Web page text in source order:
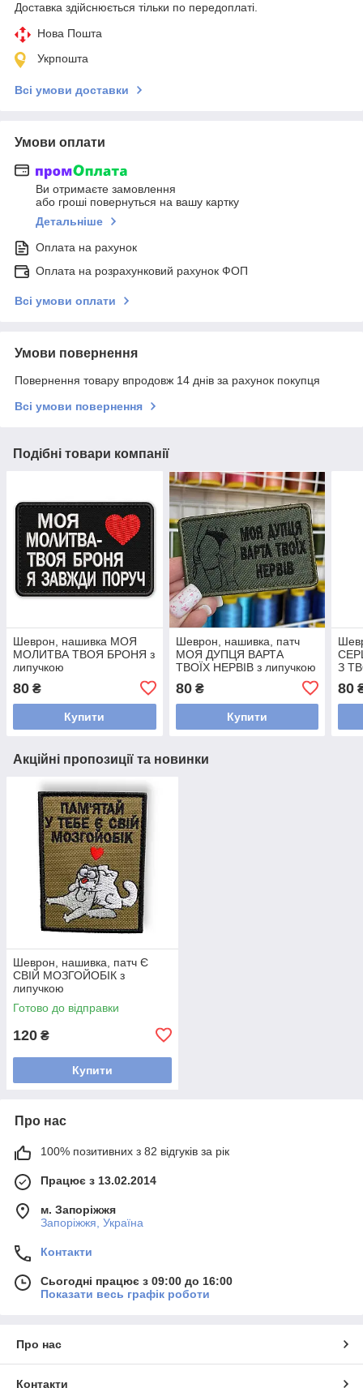
Доставка здійснюється тільки по передоплаті.
Нова Пошта
Укрпошта
Всі умови доставки
Умови оплати
Ви отримаєте замовлення
або гроші повернуться на вашу картку
Детальніше
Оплата на рахунок
Оплата на розрахунковий рахунок ФОП
Всі умови оплати
Умови повернення
Повернення товару впродовж 14 днів за рахунок покупця
Всі умови повернення
Подібні товари компанії
Шеврон, нашивка МОЯ
МОЛИТВА ТВОЯ БРОНЯ з
липучкою
80 ₴
Купити
Шеврон, нашивка, патч
МОЯ ДУПЦЯ ВАРТА
ТВОЇХ НЕРВІВ з липучкою
80₴
Купити
З
80
Акційні пропозиції та новинки
Шеврон, нашивка, патч Є
СВІЙ МОЗГОЙОБІК з
липучкою
Готово до відправки
120 ₴
Купити
Про нас
100% позитивних з 82 відгуків за рік
Працює з 13.02.2014
м. Запоріжжя
Запоріжжя, Україна
Контакти
Сьогодні працює з 09:00 до 16:00
Показати весь графік роботи
Про нас
Контакти